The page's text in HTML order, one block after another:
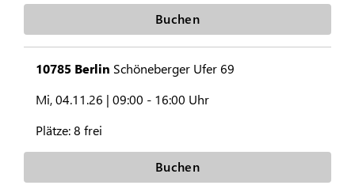
Buchen
10785 Berlin Schöneberger Ufer 69
Mi, 04.11.26 | 09:00 - 16:00 Uhr
Plätze:8 frei
Buchen